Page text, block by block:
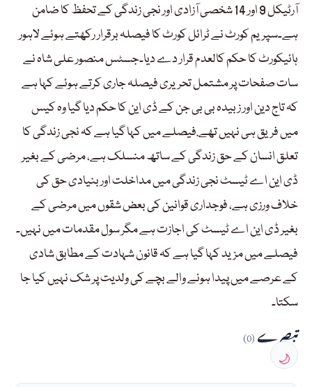
آرٹیکل 9 اور 14 شخصی آزادی اور نجی زندگی کے تحفظ کا ضامن
ہے۔سپریم کورٹ نے ٹرائل کورٹ کا فیصلہ برقرار رکھتے ہوئے لاہور
ہائیکورٹ کا حکم کالعدم قرار دے دیا۔جسٹس منصور علی شاہ نے
سات صفحات پر مشتمل تحریری فیصلہ جاری کرتے ہوئے کہا ہے
کہ تاج دین اور زبیدہ بی بی جن کے ڈی این کا حکم دیا گیا وہ کیس
میں فریق ہی نہیں تھے.فیصلے میں کہا گیا ہے کہ نجی زندگی کا
تعلق انسان کے حق زندگی کے ساتھ منسلک ہے، مرضی کے بغیر
ڈی این اے ٹیسٹ نجی زندگی میں مداخلت اور بنیادی حق کی
خلاف ورزی ہے، فوجداری قوانین کی بعض شقوں میں مرضی کے
بغیر ڈی این اے ٹیسٹ کی اجازت ہے مگر سول مقدمات میں نہیں۔
فیصلے میں مزید کہا گیا ہے کہ قانون شہادت کے مطابق شادی
کے عرصے میں پیدا ہونے والے بچے کی ولدیت پر شک نہیں کیا جا
سکتا۔
تبصرے(0)
🌙